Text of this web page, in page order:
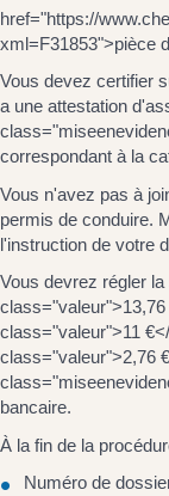
href="https://
xml=F31853">pièce
Vous devez certifier
a une attestation
correspondant à la
Vous n'avez pas à
permis de conduire.
l'instruction de votre
Vous devrez régler
class="valeur">11
class="valeur">2,76
bancaire.
À la fin de la
Numéro de